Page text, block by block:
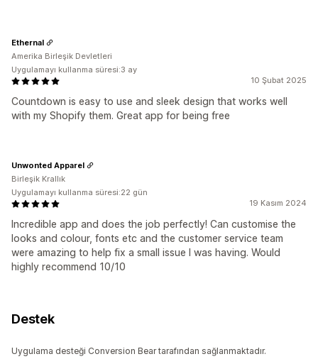
10 Şubat 2025
Countdown is easy to use and sleek design that works well
with my Shopify them. Great app for being free
Ethernal
Amerika Birleşik Devletleri
Uygulamayı kullanma süresi:3 ay
19 Kasım 2024
Incredible app and does the job perfectly! Can customise the
looks and colour, fonts etc and the customer service team
were amazing to help fix a small issue I was having. Would
highly recommend 10/10
Unwonted Apparel
Birleşik Krallık
Uygulamayı kullanma süresi:22 gün
Destek
Uygulama desteği Conversion Bear tarafından sağlanmaktadır.